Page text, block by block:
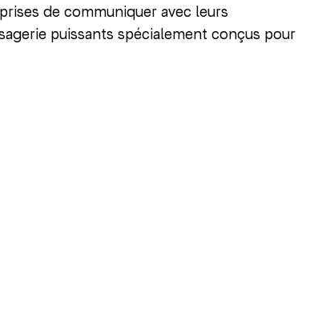
de communiquer avec leurs
puissants spécialement conçus pour